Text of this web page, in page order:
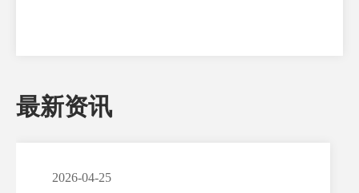
最新资讯
2026-04-25